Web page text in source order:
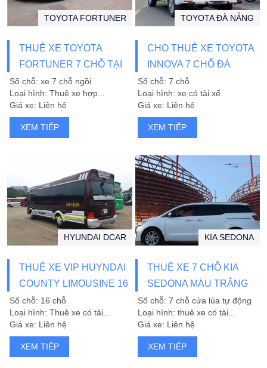
THUÊ XE TOYOTA
FORTUNER 7 CHỖ TẠI
ĐÀ NẴNG
TOYOTA FORTUNER
Số chỗ: xe 7 chỗ ngồi
Loại hình: Thuê xe hợp...
Giá xe: Liên hệ
XEM TIẾP
CHO THUÊ XE TOYOTA
INNOVA 7 CHỖ ĐÀ
NẴNG
TOYOTA ĐÀ NẴNG
Số chỗ: 7 chỗ
Loại hình: xe có tài xế
Giá xe: Liên hệ
XEM TIẾP
THUÊ XE VIP HUYNDAI
COUNTY LIMOUSINE 16
CHỖ
HYUNDAI DCAR
Số chỗ: 16 chỗ
Loại hình: Thuê xe có tài...
Giá xe: Liên hệ
XEM TIẾP
THUÊ XE 7 CHỖ KIA
SEDONA MÀU TRẮNG
TẠI ĐÀ NẴNG
KIA SEDONA
Số chỗ: 7 chỗ cửa lùa tự động
Loại hình: thuê xe có tài...
Giá xe: Liên hệ
XEM TIẾP